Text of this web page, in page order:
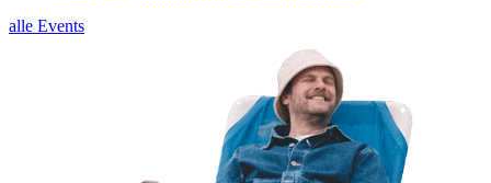
alle Events